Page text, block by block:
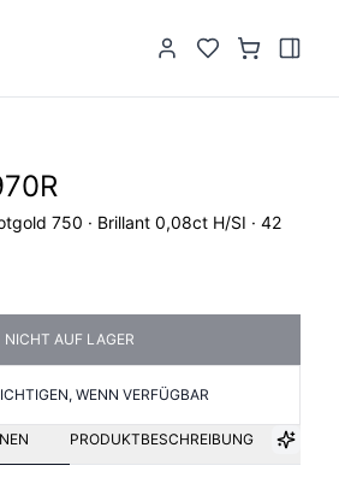
750 · Brillant 0,08ct H/SI · 42
NICHT AUF LAGER
WENN VERFÜGBAR
PRODUKTBESCHREIBUNG